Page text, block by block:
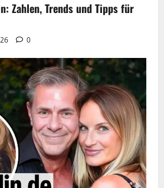
Zahlen, Trends und Tipps für
0